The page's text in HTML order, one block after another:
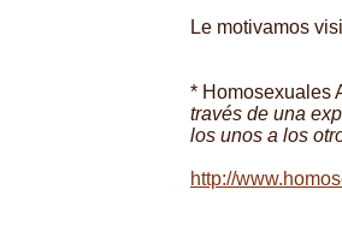
Le motivamos
* Homosexuales
través de una
los unos a los
http://